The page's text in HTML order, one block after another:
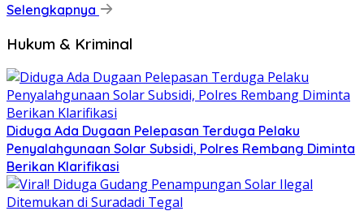
Selengkapnya
Hukum & Kriminal
Diduga Ada Dugaan Pelepasan Terduga Pelaku
Penyalahgunaan Solar Subsidi, Polres Rembang Diminta
Berikan Klarifikasi